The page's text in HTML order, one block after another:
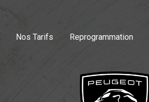
Nos Tarifs Reprogrammation